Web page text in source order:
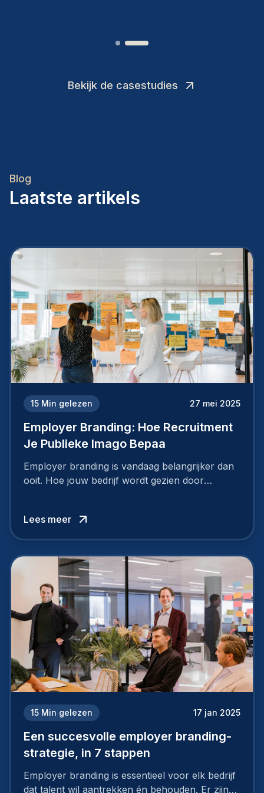
Bekijk de casestudies
Blog
Laatste artikels
15 Min gelezen 27 mei 2025
Employer Branding: Hoe Recruitment
Je Publieke Imago Bepaa
Employer branding is vandaag belangrijker dan
ooit. Hoe jouw bedrijf wordt gezien door
Lees meer
15 Min gelezen 17 jan 2025
Een succesvolle employer branding-
strategie, in 7 stappen
Employer branding is essentieel voor elk bedrijf
dat talent wil aantrekken én behouden. Er zijn